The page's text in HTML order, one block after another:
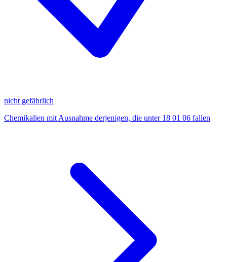
nicht gefährlich
Chemikalien mit Ausnahme derjenigen, die unter 18 01 06 fallen